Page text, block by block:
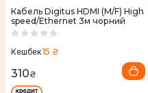
Кабель Digitus HDMI (M/F) High
speed/Ethernet 3м чорний
Кешбек15 ₴
310₴